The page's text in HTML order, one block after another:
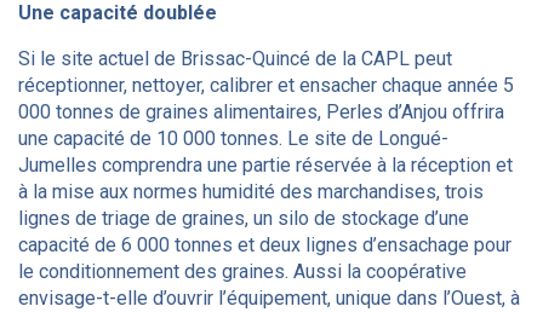
Une capacité doublée
Si le site actuel de Brissac-Quincé de la CAPL peut
réceptionner, nettoyer, calibrer et ensacher chaque année 5
000 tonnes de graines alimentaires, Perles d’Anjou offrira
une capacité de 10 000 tonnes. Le site de Longué-
Jumelles comprendra une partie réservée à la réception et
à la mise aux normes humidité des marchandises, trois
lignes de triage de graines, un silo de stockage d’une
capacité de 6 000 tonnes et deux lignes d’ensachage pour
le conditionnement des graines. Aussi la coopérative
envisage-t-elle d’ouvrir l’équipement, unique dans l’Ouest, à